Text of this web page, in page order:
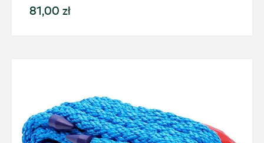
81,00 zł
magazyn.katowice@autosliwka.pl
ul. 3 Maja 60, Sosnowiec
+48 326 303 149
magazyn.sosnowiec@autosliwka.pl